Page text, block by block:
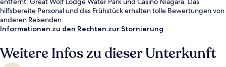
hilfsbereite Personal und das Frühstück erhalten tolle Bewertungen von
anderen Reisenden.
Informationen zu den Rechten zur Stornierung
Weitere Infos zu dieser Unterkunft